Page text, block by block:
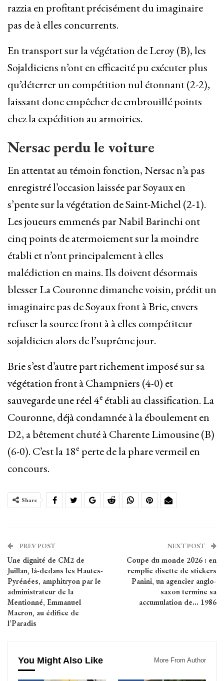
razzia en profitant précisément du imaginaire
pas de à elles concurrents.
En transport sur la végétation de Leroy (B), les
Sojaldiciens n’ont en efficacité pu exécuter plus
qu’déterrer un compétition nul étonnant (2-2),
laissant donc empêcher de embrouillé points
chez la expédition au armoiries.
Nersac perdu le voiture
En attentat au témoin fonction, Nersac n’a pas
enregistré l’occasion laissée par Soyaux en
s’pente sur la végétation de Saint-Michel (2-1).
Les joueurs emmenés par Nabil Barinchi ont
cinq points de atermoiement sur la moindre
établi et n’ont principalement à elles
malédiction en mains. Ils doivent désormais
blesser La Couronne dimanche voisin, prédit un
imaginaire pas de Soyaux front à Brie, envers
refuser la source front à à elles compétiteur
sojaldicien alors de l’suprême jour.
Brie s’est d’autre part richement imposé sur sa
végétation front à Champniers (4-0) et
sauvegarde une réel 4e établi au classification. La
Couronne, déjà condamnée à la éboulement en
D2, a bêtement chuté à Charente Limousine (B)
(6-0). C’est la 18e perte de la phare vermeil en
concours.
Share
PREV POST
Une dignité de CM2 de
Juillan, là-dedans les Hautes-
Pyrénées, amphitryon par le
administrateur de la
Mentionné, Emmanuel
Macron, au édifice de
l’Paradis
NEXT POST
Coupe du monde 2026 : en
remplie disette de stickers
Panini, un agencier anglo-
saxon termine sa
accumulation de… 1986
You Might Also Like More From Author